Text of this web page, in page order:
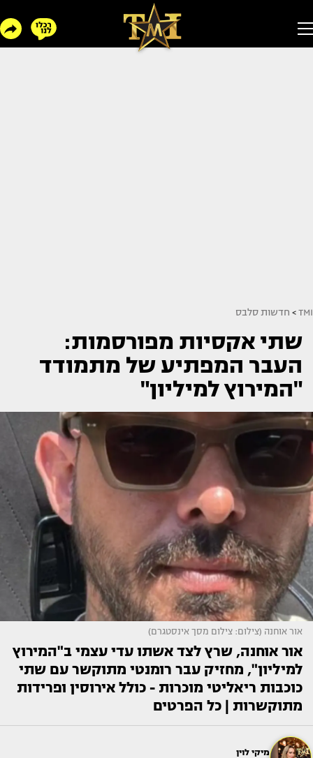
TMI
> חדשות סלבס
שתי אקסיות מפורסמות:
העבר המפתיע של מתמודד
"המירוץ למיליון"
אור אוחנה (צילום: צילום מסך אינסטגרם)
אור אוחנה, שרץ לצד אשתו עדי עצמי ב"המירוץ
למיליון", מחזיק עבר רומנטי מתוקשר עם שתי
כוכבות ריאליטי מוכרות - כולל אירוסין ופרידות
מתוקשרות | כל הפרטים
מיקי לוין